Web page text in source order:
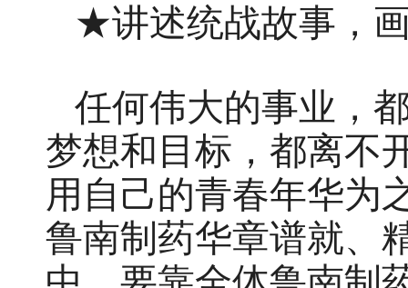
★讲述统战故事，
任何伟大的事业，
梦想和目标，都离
用自己的青春年华为
鲁南制药华章谱就、